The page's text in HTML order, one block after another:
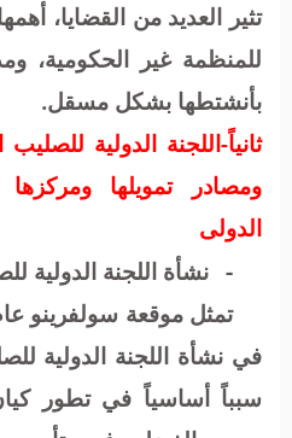
تثير العديد من القضايا،
للمنظمة غير الحكومية،
بأنشتطها بشكل مسقل.
ثانياً-اللجنة الدولية
ومصادر تمويلها
الدولى
- نشأة اللجنة الدولية
في نشأة اللجنة الدولية
سبباً أساسياً في تطور